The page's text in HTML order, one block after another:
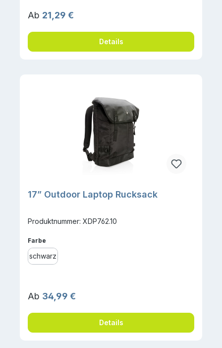
Regulärer Preis:
Ab 21,29 €
Details
17” Outdoor Laptop Rucksack
Produktnummer: XDP762.10
Farbe
schwarz
Regulärer Preis:
Ab 34,99 €
Details